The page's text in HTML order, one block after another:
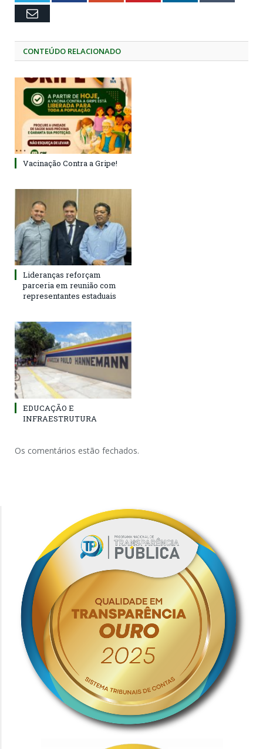
Email
CONTEÚDO RELACIONADO
Vacinação Contra a Gripe!
Lideranças reforçam
parceria em reunião com
representantes estaduais
EDUCAÇÃO E
INFRAESTRUTURA
Os comentários estão fechados.